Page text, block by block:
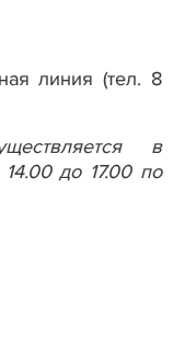
линия (тел. 8
в
до 17.00 по